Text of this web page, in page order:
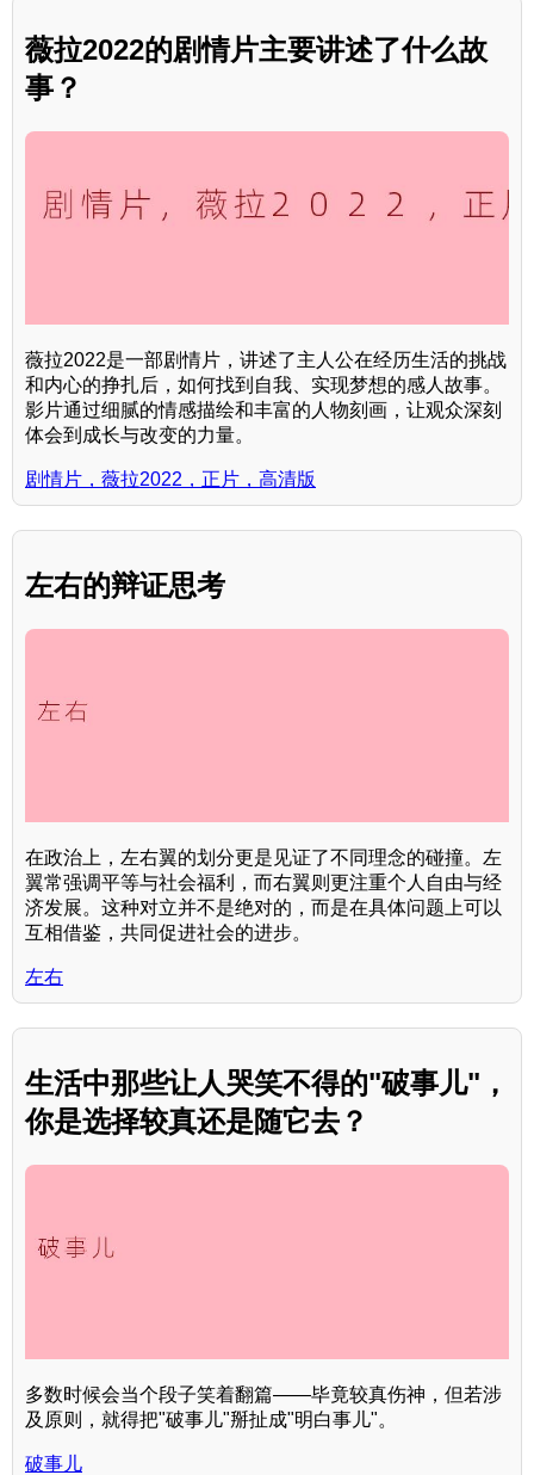
薇拉2022的剧情片主要讲述了什么故
事？
薇拉2022是一部剧情片，讲述了主人公在经历生活的挑战
和内心的挣扎后，如何找到自我、实现梦想的感人故事。
影片通过细腻的情感描绘和丰富的人物刻画，让观众深刻
体会到成长与改变的力量。
剧情片，薇拉2022，正片，高清版
左右的辩证思考
在政治上，左右翼的划分更是见证了不同理念的碰撞。左
翼常强调平等与社会福利，而右翼则更注重个人自由与经
济发展。这种对立并不是绝对的，而是在具体问题上可以
互相借鉴，共同促进社会的进步。
左右
生活中那些让人哭笑不得的"破事儿"，
你是选择较真还是随它去？
多数时候会当个段子笑着翻篇——毕竟较真伤神，但若涉
及原则，就得把"破事儿"掰扯成"明白事儿"。
破事儿